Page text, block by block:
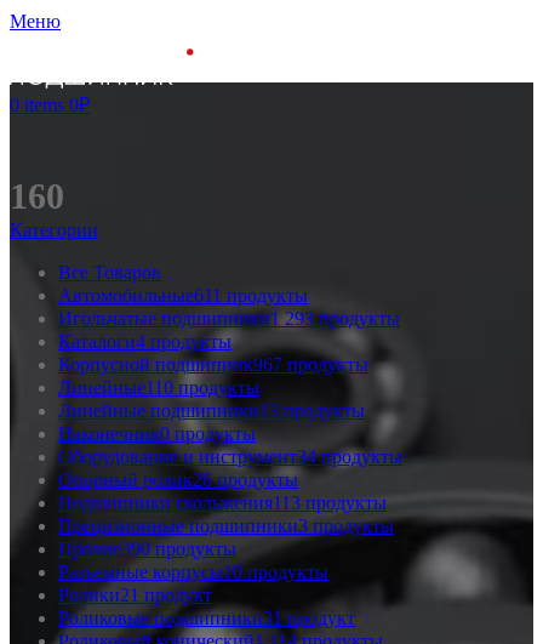
Меню
0 items 0₽
160
Категории
Все Товаров
Автомобильные611 продукты
Игольчатые подшипники1 293 продукты
Каталоги4 продукты
Корпусной подшипник967 продукты
Линейные110 продукты
Линейные подшипники13 продукты
Наконечник0 продукты
Оборудование и инструмент34 продукты
Опорный ролик26 продукты
Подшипники скольжения113 продукты
Прецизионные подшипники3 продукты
Прочие390 продукты
Разъемные корпусы10 продукты
Ролики21 продукт
Роликовые подшипники31 продукт